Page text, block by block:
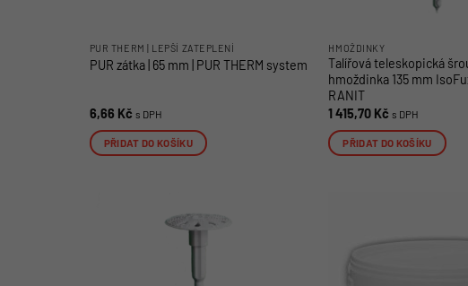
PUR THERM | LEPŠÍ ZATEPLENÍ
PUR zátka | 65 mm | PUR THERM system
6,66 Kč s DPH
PŘIDAT DO KOŠÍKU
HMOŽDINKY
Talířová teleskopická
hmoždinka 135 mm
RANIT
1 415,70 Kč s DPH
PŘIDAT DO KOŠÍKU